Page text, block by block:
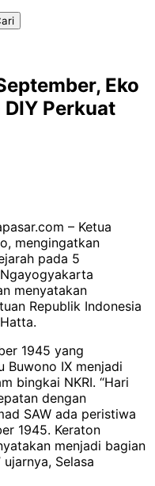
Eko
Perkuat
– Ketua
mengingatkan
pada 5
menyatakan
Republik Indonesia
1945 yang
Buwono IX menjadi
bingkai NKRI. “Hari
dengan
SAW ada peristiwa
1945. Keraton
menjadi bagian
Selasa